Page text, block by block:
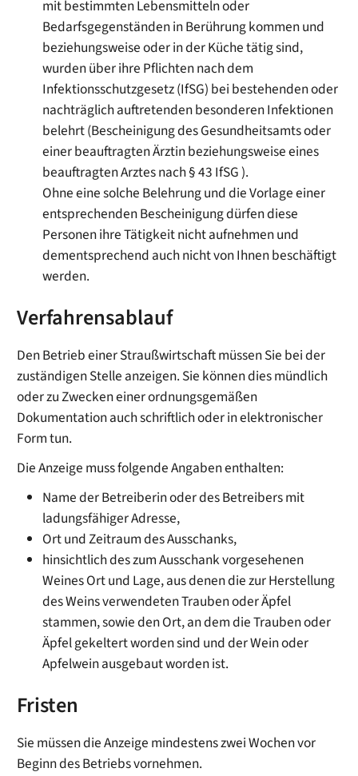
mit bestimmten Lebensmitteln oder
Bedarfsgegenständen in Berührung kommen und
beziehungsweise oder in der Küche tätig sind,
wurden über ihre Pflichten nach dem
Infektionsschutzgesetz (IfSG) bei bestehenden oder
nachträglich auftretenden besonderen Infektionen
belehrt (Bescheinigung des Gesundheitsamts oder
einer beauftragten Ärztin beziehungsweise eines
beauftragten Arztes nach § 43 IfSG ).
Ohne eine solche Belehrung und die Vorlage einer
entsprechenden Bescheinigung dürfen diese
Personen ihre Tätigkeit nicht aufnehmen und
dementsprechend auch nicht von Ihnen beschäftigt
werden.
Verfahrensablauf
Den Betrieb einer Straußwirtschaft müssen Sie bei der
zuständigen Stelle anzeigen. Sie können dies mündlich
oder zu Zwecken einer ordnungsgemäßen
Dokumentation auch schriftlich oder in elektronischer
Form tun.
Die Anzeige muss folgende Angaben enthalten:
Name der Betreiberin oder des Betreibers mit
ladungsfähiger Adresse,
Ort und Zeitraum des Ausschanks,
hinsichtlich des zum Ausschank vorgesehenen
Weines Ort und Lage, aus denen die zur Herstellung
des Weins verwendeten Trauben oder Äpfel
stammen, sowie den Ort, an dem die Trauben oder
Äpfel gekeltert worden sind und der Wein oder
Apfelwein ausgebaut worden ist.
Fristen
Sie müssen die Anzeige mindestens zwei Wochen vor
Beginn des Betriebs vornehmen.